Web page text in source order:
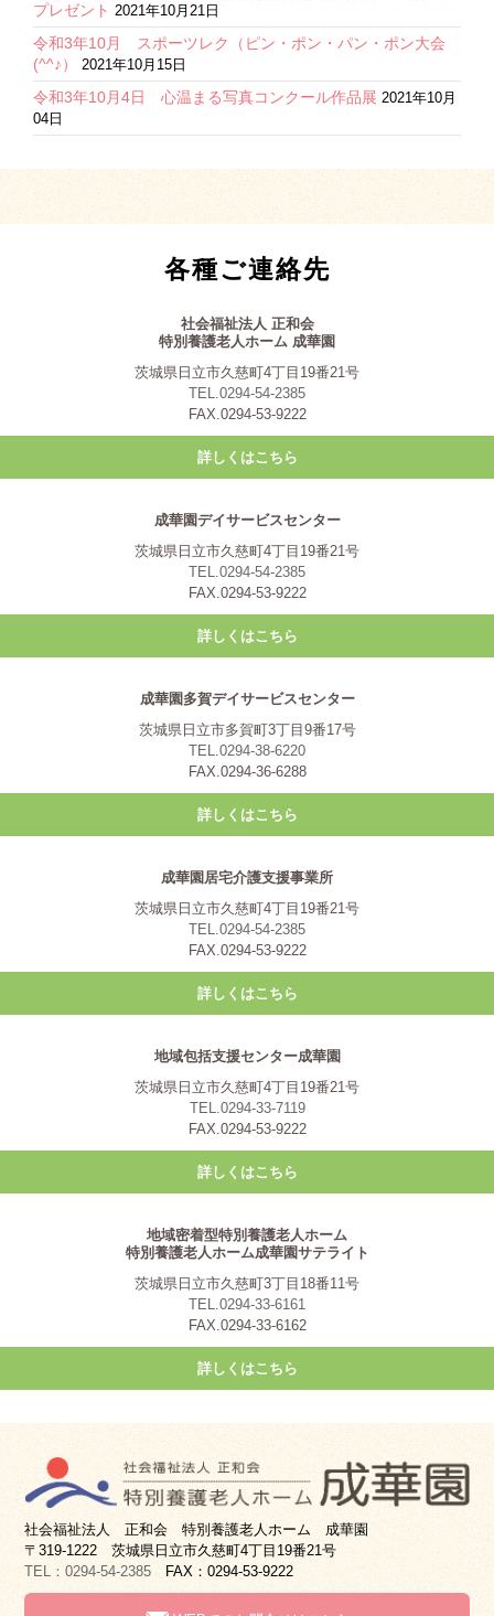
プレゼント 2021年10月21日
令和3年10月 スポーツレク（ピン・ポン・パン・ポン大会
(^^♪）
2021年10月15日
令和3年10月4日 心温まる写真コンクール作品展 2021年10月
04日
各種ご連絡先
社会福祉法人 正和会
特別養護老人ホーム 成華園
茨城県日立市久慈町4丁目19番21号
TEL.0294-54-2385
FAX.0294-53-9222
詳しくはこちら
成華園デイサービスセンター
茨城県日立市久慈町4丁目19番21号
TEL.0294-54-2385
FAX.0294-53-9222
詳しくはこちら
成華園多賀デイサービスセンター
茨城県日立市多賀町3丁目9番17号
TEL.0294-38-6220
FAX.0294-36-6288
詳しくはこちら
成華園居宅介護支援事業所
茨城県日立市久慈町4丁目19番21号
TEL.0294-54-2385
FAX.0294-53-9222
詳しくはこちら
地域包括支援センター成華園
茨城県日立市久慈町4丁目19番21号
TEL.0294-33-7119
FAX.0294-53-9222
詳しくはこちら
地域密着型特別養護老人ホーム
特別養護老人ホーム成華園サテライト
茨城県日立市久慈町3丁目18番11号
TEL.0294-33-6161
FAX.0294-33-6162
詳しくはこちら
社会福祉法人 正和会 特別養護老人ホーム 成華園
〒319-1222 茨城県日立市久慈町4丁目19番21号
TEL：0294-54-2385 FAX：0294-53-9222